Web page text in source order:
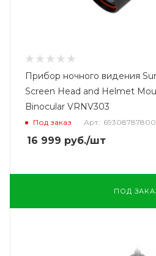
Прибор ночного видения
Screen Head and Helmet
Binocular VRNV303
Под заказ Арт.:
16 999 руб./шт
ПОД